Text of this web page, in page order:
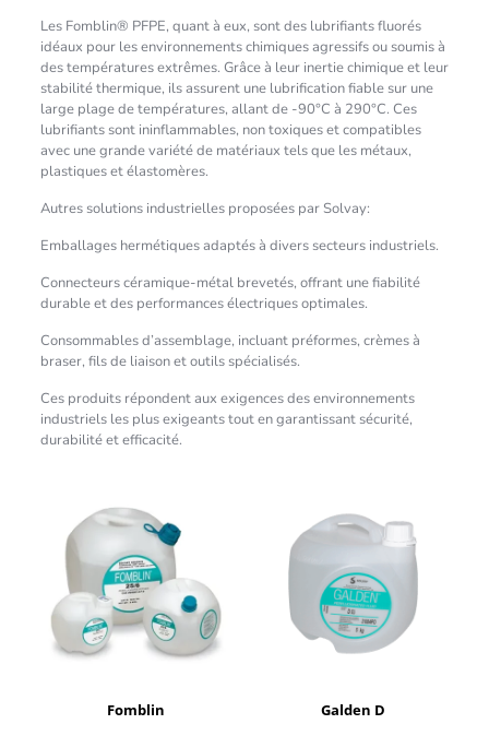
Les Fomblin® PFPE, quant à eux, sont des lubrifiants fluorés
idéaux pour les environnements chimiques agressifs ou soumis à
des températures extrêmes. Grâce à leur inertie chimique et leur
stabilité thermique, ils assurent une lubrification fiable sur une
large plage de températures, allant de -90°C à 290°C. Ces
lubrifiants sont ininflammables, non toxiques et compatibles
avec une grande variété de matériaux tels que les métaux,
plastiques et élastomères.
Autres solutions industrielles proposées par Solvay:
Emballages hermétiques adaptés à divers secteurs industriels.
Connecteurs céramique-métal brevetés, offrant une fiabilité
durable et des performances électriques optimales.
Consommables d’assemblage, incluant préformes, crèmes à
braser, fils de liaison et outils spécialisés.
Ces produits répondent aux exigences des environnements
industriels les plus exigeants tout en garantissant sécurité,
durabilité et efficacité.
Fomblin Galden D